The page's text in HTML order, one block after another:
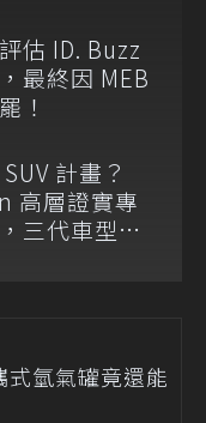
估 ID. Buzz
最終因 MEB
！
計畫？
高層證實專
三代車型不
氫氣罐竟還能